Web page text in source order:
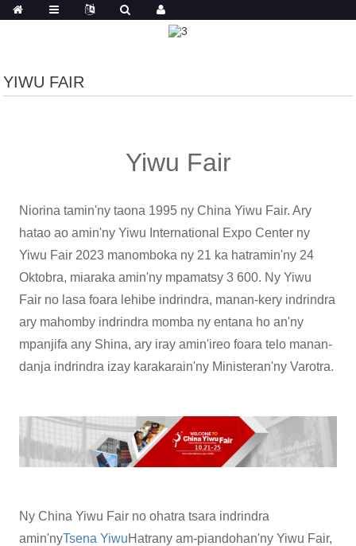
YIWU FAIR
Yiwu Fair
Niorina tamin'ny taona 1995 ny China Yiwu Fair. Ary
hatao ao amin'ny Yiwu International Expo Center ny
Yiwu Fair 2023 manomboka ny 21 ka hatramin'ny 24
Oktobra, miaraka amin'ny mpamatsy 3 600. Ny Yiwu
Fair no lasa foara lehibe indrindra, manan-kery indrindra
ary mahomby indrindra momba ny entana ho an'ny
mpanjifa any Shina, ary iray amin'ireo foara telo manan-
danja indrindra izay karakarain'ny Ministeran'ny Varotra.
Ny China Yiwu Fair no ohatra tsara indrindra
amin'nyTsena YiwuHatrany am-piandohan'ny Yiwu Fair,